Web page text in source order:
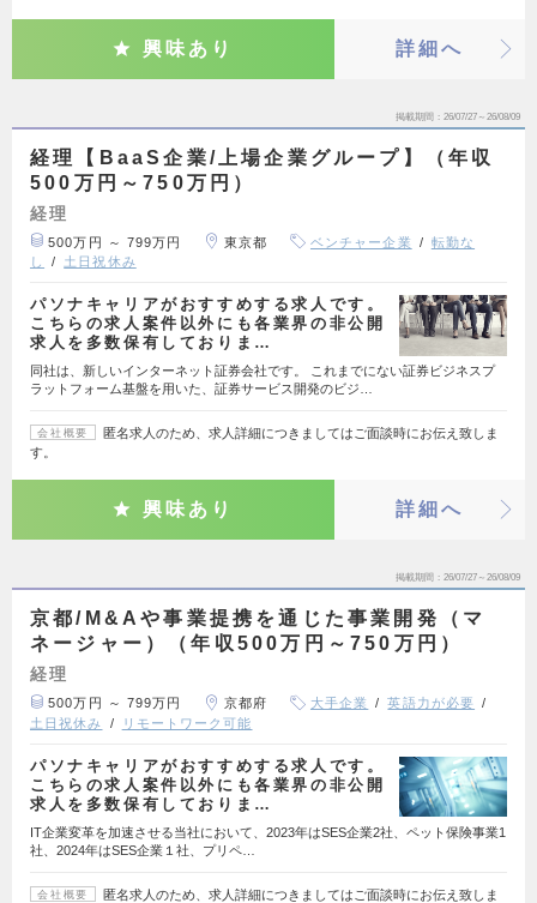
興味あり 詳細へ
掲載期間 26/07/27～26/08/09
経理【BaaS企業/上場企業グループ】（年収
500万円～750万円）
経理
500万円 ～ 799万円 東京都 ベンチャー企業
転勤な
し
土日祝休み
パソナキャリアがおすすめする求人です。
こちらの求人案件以外にも各業界の非公開
求人を多数保有しておりま…
同社は、新しいインターネット証券会社です。 これまでにない証券ビジネスプ
ラットフォーム基盤を用いた、証券サービス開発のビジ…
会社概要
匿名求人のため、求人詳細につきましてはご面談時にお伝え致しま
す。
興味あり 詳細へ
掲載期間 26/07/27～26/08/09
京都/M&Aや事業提携を通じた事業開発（マ
ネージャー）（年収500万円～750万円）
経理
500万円 ～ 799万円 京都府 大手企業
英語力が必要
土日祝休み
リモートワーク可能
パソナキャリアがおすすめする求人です。
こちらの求人案件以外にも各業界の非公開
求人を多数保有しておりま…
IT企業変革を加速させる当社において、2023年はSES企業2社、ペット保険事業1
社、2024年はSES企業１社、プリペ…
会社概要
匿名求人のため、求人詳細につきましてはご面談時にお伝え致しま